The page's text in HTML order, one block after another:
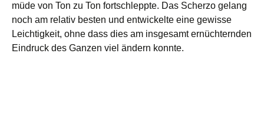
müde von Ton zu Ton fortschleppte. Das Scherzo gelang
noch am relativ besten und entwickelte eine gewisse
Leichtigkeit, ohne dass dies am insgesamt ernüchternden
Eindruck des Ganzen viel ändern konnte.